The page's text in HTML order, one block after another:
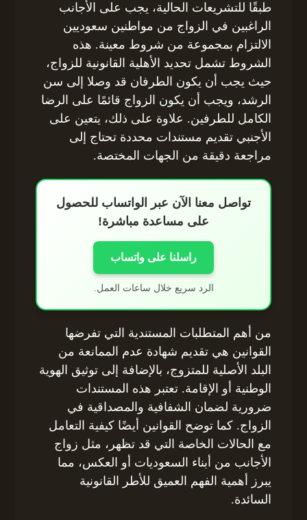
طبقًا للتشريعات الحالية، يجب على الأجانب
الراغبين في الزواج من مواطنين سعوديين
الالتزام بمجموعة من شروط معينة. هذه
الشروط تشمل تحديد الأهلية القانونية للزواج،
حيث يجب أن يكون الطرفان قد وصلا إلى سن
الرشد، ويجب أن يكون الزواج قائمًا على الرضا
الكامل للطرفين. علاوة على ذلك، يتعين على
الأجنبي تقديم مستندات محددة تحتاج إلى
مراجعة دقيقة من الجهات المختصة.
تواصل معنا الآن عبر الواتساب للحصول
على مساعدة مباشرة!
راسلنا على واتساب
الرد سريع خلال ساعات العمل.
من أهم المتطلبات المستندية التي تفرضها
القوانين هي تقديم شهادة عدم الممانعة من
البلد الأصلية للمتزوج، بالإضافة إلى توثيق الهوية
الوطنية أو الإقامة. تعتبر هذه المستندات
ضرورية لضمان الشفافية والمصداقية في
الزواج. كما توضح القوانين أيضًا كيفية التعامل
مع الحالات الخاصة التي قد تظهر، مثل زواج
الأجانب من أبناء السعوديات أو العكس، مما
يبرز أهمية الفهم العميق للأطر القانونية
السائدة.